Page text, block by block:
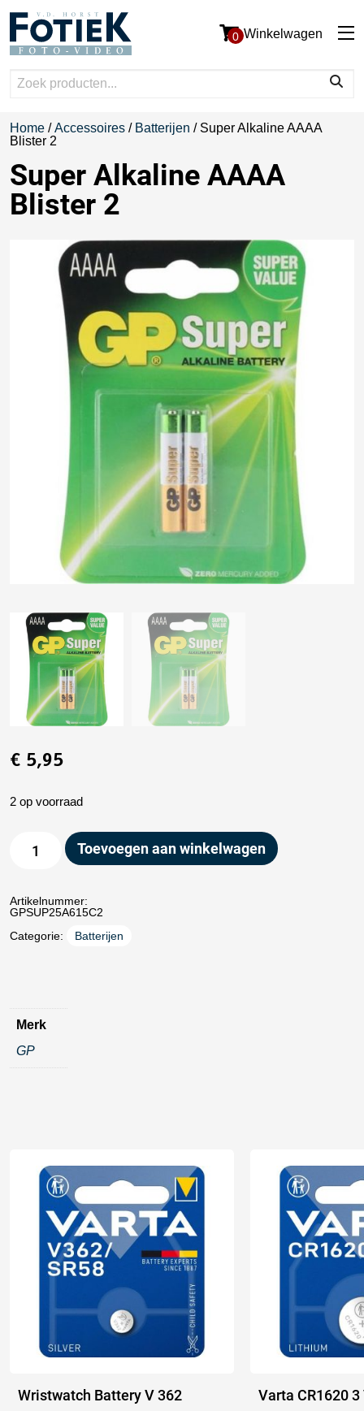
0 Winkelwagen
Home /Accessoires / Batterijen / Super Alkaline AAAA
Blister 2
Super Alkaline AAAA
Blister 2
€ 5,95
2 op voorraad
Toevoegen aan winkelwagen
Artikelnummer:
GPSUP25A615C2
Categorie:
Batterijen
Merk
GP
Wristwatch Battery V 362 Varta CR1620 3